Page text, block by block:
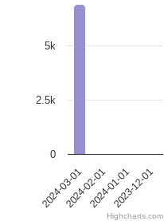
2024-03-01
2024-02-012024-01-012023-12-01
0
2.5k
5k
Highcharts.com